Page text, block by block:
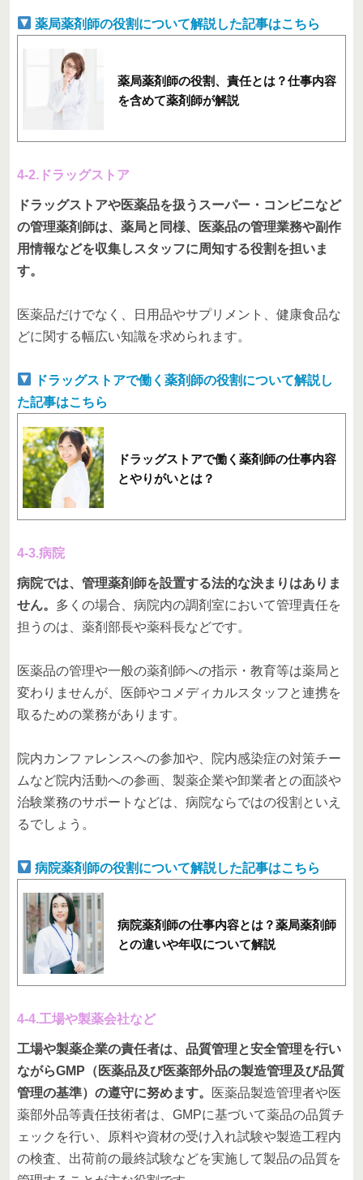
薬局薬剤師の役割について解説した記事はこちら
薬局薬剤師の役割、責任とは？仕事内容
を含めて薬剤師が解説
4-2.ドラッグストア
ドラッグストアや医薬品を扱うスーパー・コンビニなど
の管理薬剤師は、薬局と同様、医薬品の管理業務や副作
用情報などを収集しスタッフに周知する役割を担いま
す。
医薬品だけでなく、日用品やサプリメント、健康食品な
どに関する幅広い知識を求められます。
ドラッグストアで働く薬剤師の役割について解説し
た記事はこちら
ドラッグストアで働く薬剤師の仕事内容
とやりがいとは？
4-3.病院
病院では、管理薬剤師を設置する法的な決まりはありま
せん。 多くの場合、病院内の調剤室において管理責任を
担うのは、薬剤部長や薬科長などです。
医薬品の管理や一般の薬剤師への指示・教育等は薬局と
変わりませんが、医師やコメディカルスタッフと連携を
取るための業務があります。
院内カンファレンスへの参加や、院内感染症の対策チー
ムなど院内活動への参画、製薬企業や卸業者との面談や
治験業務のサポートなどは、病院ならではの役割といえ
るでしょう。
病院薬剤師の役割について解説した記事はこちら
病院薬剤師の仕事内容とは？薬局薬剤師
との違いや年収について解説
4-4.工場や製薬会社など
工場や製薬企業の責任者は、品質管理と安全管理を行い
ながらGMP（医薬品及び医薬部外品の製造管理及び品質
管理の基準）の遵守に努めます。
医薬品製造管理者や医
薬部外品等責任技術者は、GMPに基づいて薬品の品質チ
ェックを行い、原料や資材の受け入れ試験や製造工程内
の検査、出荷前の最終試験などを実施して製品の品質を